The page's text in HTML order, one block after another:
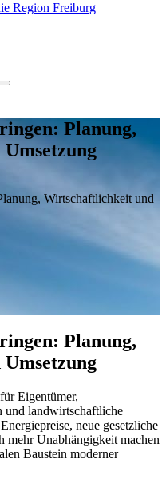
Region Freiburg
Planung,
Wirtschaftlichkeit und
Planung,
Eigentümer,
und landwirtschaftliche
neue gesetzliche
mehr Unabhängigkeit machen
Baustein moderner